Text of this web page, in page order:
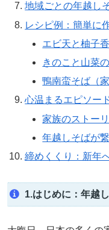
地域ごとの年越し
レシピ例：簡単に
エビ天と柚子
きのこと山菜
鴨南蛮そば（
心温まるエピソー
家族のストー
年越しそばが
締めくくり：新年
1.はじめに：年越